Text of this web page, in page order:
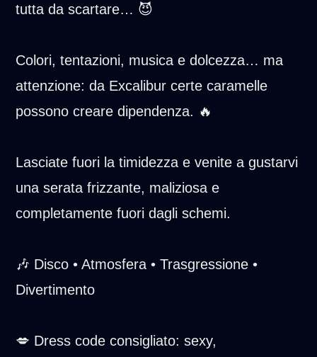
tutta da scartare… 😈
Colori, tentazioni, musica e dolcezza… ma
attenzione: da Excalibur certe caramelle
possono creare dipendenza. 🔥
Lasciate fuori la timidezza e venite a gustarvi
una serata frizzante, maliziosa e
completamente fuori dagli schemi.
🎶 Disco • Atmosfera • Trasgressione •
Divertimento
💋 Dress code consigliato: sexy,